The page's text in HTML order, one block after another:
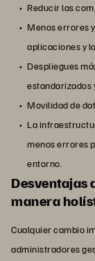
Reducir las
Menos errores
aplicaciones y
Despliegues
estandarizados
Movilidad de
La
menos errores
entorno.
Desventajas
manera
Cualquier cambio
administradores